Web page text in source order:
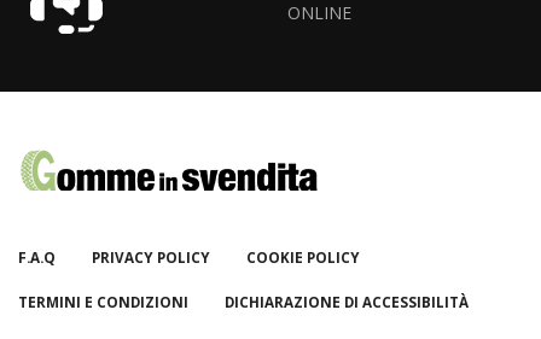
ONLINE
F.A.Q PRIVACY POLICY COOKIE POLICY
TERMINI E CONDIZIONI DICHIARAZIONE DI ACCESSIBILITÀ